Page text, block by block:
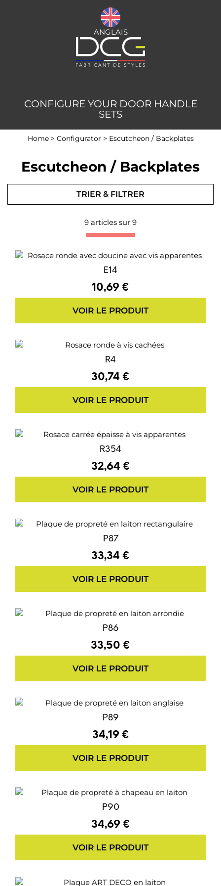
CONFIGURE YOUR DOOR HANDLE
SETS
ANGLAIS
Home > Configurator > Escutcheon / Backplates
Escutcheon / Backplates
TRIER & FILTRER
9 articles sur 9
E14
10,69 €
VOIR LE PRODUIT
R4
30,74 €
VOIR LE PRODUIT
R354
32,64 €
VOIR LE PRODUIT
P87
33,34 €
VOIR LE PRODUIT
P86
33,50 €
VOIR LE PRODUIT
P89
34,19 €
VOIR LE PRODUIT
P90
34,69 €
VOIR LE PRODUIT